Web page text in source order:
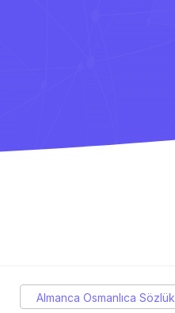
Almanca Osmanlıca Sözlük